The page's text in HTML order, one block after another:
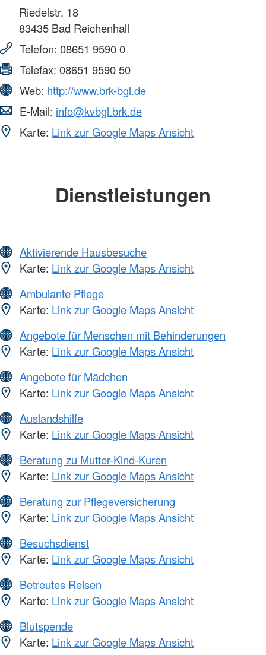
Riedelstr. 18
83435 Bad Reichenhall
Telefon: 08651 9590 0
Telefax: 08651 9590 50
Web: http://www.brk-bgl.de
E-Mail: info@kvbgl.brk.de
Karte: Link zur Google Maps Ansicht
Dienstleistungen
Aktivierende Hausbesuche
Karte: Link zur Google Maps Ansicht
Ambulante Pflege
Karte: Link zur Google Maps Ansicht
Angebote für Menschen mit Behinderungen
Karte: Link zur Google Maps Ansicht
Angebote für Mädchen
Karte: Link zur Google Maps Ansicht
Auslandshilfe
Karte: Link zur Google Maps Ansicht
Beratung zu Mutter-Kind-Kuren
Karte: Link zur Google Maps Ansicht
Beratung zur Pflegeversicherung
Karte: Link zur Google Maps Ansicht
Besuchsdienst
Karte: Link zur Google Maps Ansicht
Betreutes Reisen
Karte: Link zur Google Maps Ansicht
Blutspende
Karte: Link zur Google Maps Ansicht